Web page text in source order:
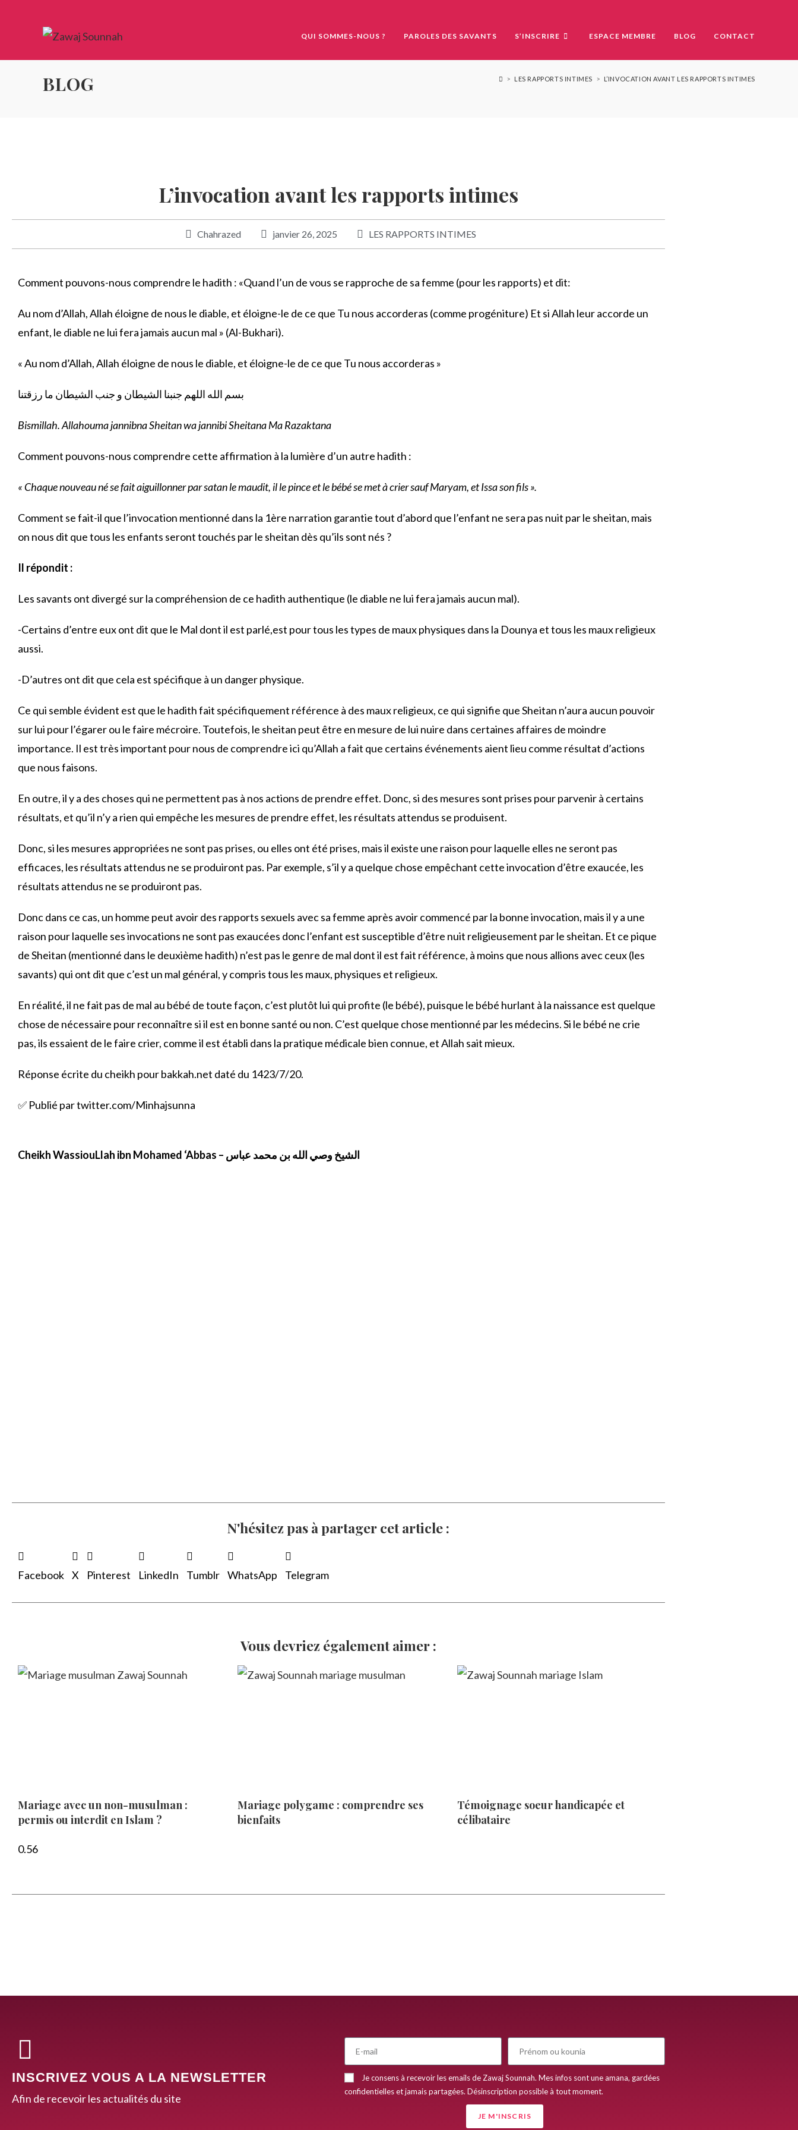
QUI SOMMES-NOUS ? PAROLES DES SAVANTS S’INSCRIRE ESPACE MEMBRE BLOG CONTACT
BLOG > LES RAPPORTS INTIMES > L’INVOCATION AVANT LES RAPPORTS INTIMES
L’invocation avant les rapports intimes
Chahrazed janvier 26, 2025 LES RAPPORTS INTIMES
Comment pouvons-nous comprendre le hadith : «Quand l’un de vous se rapproche de sa femme (pour les rapports) et dit:
Au nom d’Allah, Allah éloigne de nous le diable, et éloigne-le de ce que Tu nous accorderas (comme progéniture) Et si Allah leur accorde un
enfant, le diable ne lui fera jamais aucun mal » (Al-Bukhari).
« Au nom d’Allah, Allah éloigne de nous le diable, et éloigne-le de ce que Tu nous accorderas »
بسم الله اللهم جنبنا الشيطان و جنب الشيطان ما رزقتنا
Bismillah. Allahouma jannibna Sheitan wa jannibi Sheitana Ma Razaktana
Comment pouvons-nous comprendre cette affirmation à la lumière d’un autre hadith :
« Chaque nouveau né se fait aiguillonner par satan le maudit, il le pince et le bébé se met à crier sauf Maryam, et Issa son fils ».
Comment se fait-il que l’invocation mentionné dans la 1ère narration garantie tout d’abord que l’enfant ne sera pas nuit par le sheitan, mais
on nous dit que tous les enfants seront touchés par le sheitan dès qu’ils sont nés ?
Il répondit :
Les savants ont divergé sur la compréhension de ce hadith authentique (le diable ne lui fera jamais aucun mal).
-Certains d’entre eux ont dit que le Mal dont il est parlé,est pour tous les types de maux physiques dans la Dounya et tous les maux religieux
aussi.
-D’autres ont dit que cela est spécifique à un danger physique.
Ce qui semble évident est que le hadith fait spécifiquement référence à des maux religieux, ce qui signifie que Sheitan n’aura aucun pouvoir
sur lui pour l’égarer ou le faire mécroire. Toutefois, le sheitan peut être en mesure de lui nuire dans certaines affaires de moindre
importance. Il est très important pour nous de comprendre ici qu’Allah a fait que certains événements aient lieu comme résultat d’actions
que nous faisons.
En outre, il y a des choses qui ne permettent pas à nos actions de prendre effet. Donc, si des mesures sont prises pour parvenir à certains
résultats, et qu’il n’y a rien qui empêche les mesures de prendre effet, les résultats attendus se produisent.
Donc, si les mesures appropriées ne sont pas prises, ou elles ont été prises, mais il existe une raison pour laquelle elles ne seront pas
efficaces, les résultats attendus ne se produiront pas. Par exemple, s’il y a quelque chose empêchant cette invocation d’être exaucée, les
résultats attendus ne se produiront pas.
Donc dans ce cas, un homme peut avoir des rapports sexuels avec sa femme après avoir commencé par la bonne invocation, mais il y a une
raison pour laquelle ses invocations ne sont pas exaucées donc l’enfant est susceptible d’être nuit religieusement par le sheitan. Et ce pique
de Sheitan (mentionné dans le deuxième hadith) n’est pas le genre de mal dont il est fait référence, à moins que nous allions avec ceux (les
savants) qui ont dit que c’est un mal général, y compris tous les maux, physiques et religieux.
En réalité, il ne fait pas de mal au bébé de toute façon, c’est plutôt lui qui profite (le bébé), puisque le bébé hurlant à la naissance est quelque
chose de nécessaire pour reconnaître si il est en bonne santé ou non. C’est quelque chose mentionné par les médecins. Si le bébé ne crie
pas, ils essaient de le faire crier, comme il est établi dans la pratique médicale bien connue, et Allah sait mieux.
Réponse écrite du cheikh pour bakkah.net daté du 1423/7/20.
✅ Publié par twitter.com/Minhajsunna
Cheikh WassiouLlah ibn Mohamed ‘Abbas – الشيخ وصي الله بن محمد عباس
N'hésitez pas à partager cet article :
Facebook X Pinterest LinkedIn Tumblr WhatsApp Telegram
Vous devriez également aimer :
Mariage avec un non-musulman :
permis ou interdit en Islam ?
Mariage polygame : comprendre ses
bienfaits
Témoignage soeur handicapée et
célibataire
INSCRIVEZ VOUS A LA NEWSLETTER
Afin de recevoir les actualités du site
Je consens à recevoir les emails de Zawaj Sounnah. Mes infos sont une amana, gardées
confidentielles et jamais partagées. Désinscription possible à tout moment.
JE M'INSCRIS